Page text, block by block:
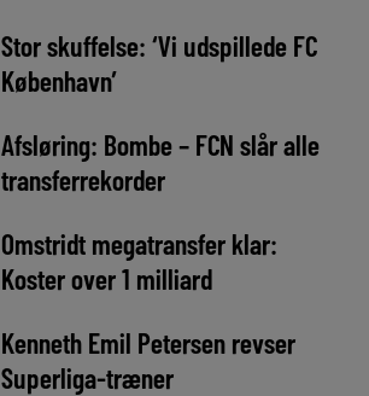
Stor skuffelse: ‘Vi udspillede FC
København’
Afsløring: Bombe – FCN slår alle
transferrekorder
Omstridt megatransfer klar:
Koster over 1 milliard
Kenneth Emil Petersen revser
Superliga-træner